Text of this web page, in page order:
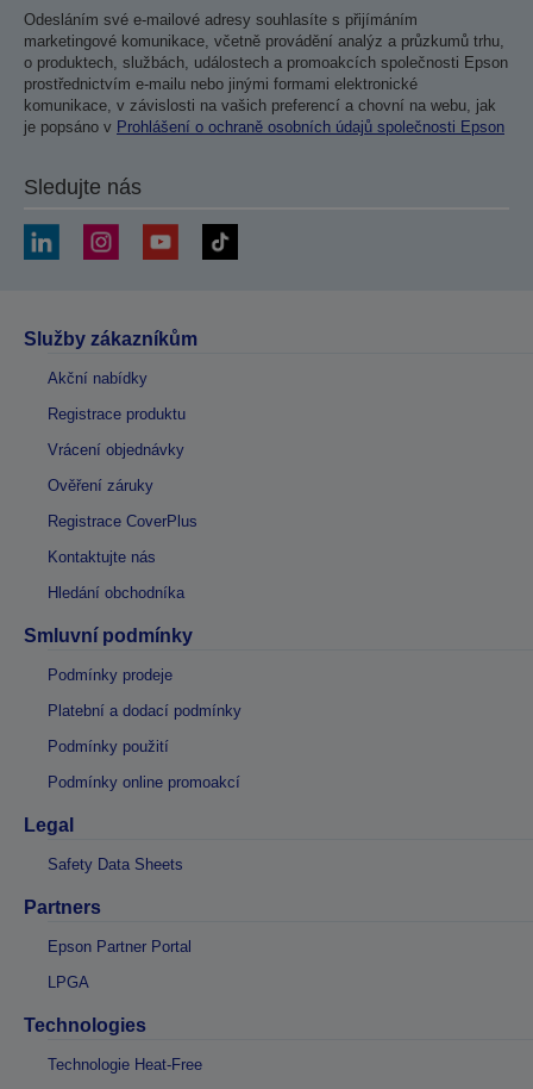
Odesláním své e-mailové adresy souhlasíte s přijímáním
marketingové komunikace, včetně provádění analýz a průzkumů trhu,
o produktech, službách, událostech a promoakcích společnosti Epson
prostřednictvím e-mailu nebo jinými formami elektronické
komunikace, v závislosti na vašich preferencí a chovní na webu, jak
je popsáno v Prohlášení o ochraně osobních údajů společnosti Epson
Sledujte nás
Služby zákazníkům
Akční nabídky
Registrace produktu
Vrácení objednávky
Ověření záruky
Registrace CoverPlus
Kontaktujte nás
Hledání obchodníka
Smluvní podmínky
Podmínky prodeje
Platební a dodací podmínky
Podmínky použití
Podmínky online promoakcí
Legal
Safety Data Sheets
Partners
Epson Partner Portal
LPGA
Technologies
Technologie Heat-Free